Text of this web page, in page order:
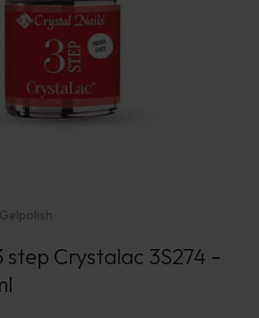
step Crystalac 3S274 -